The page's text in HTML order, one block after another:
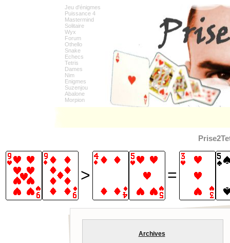
Jeu d'énigmes
Puissance 4
Mastermind
Solitaire
Wyx
Forum
Othello
Snake
Echecs
Tetris
Dames
Nim
Enigmes
Suzenjou
Abalone
Morpion
> =
Archives